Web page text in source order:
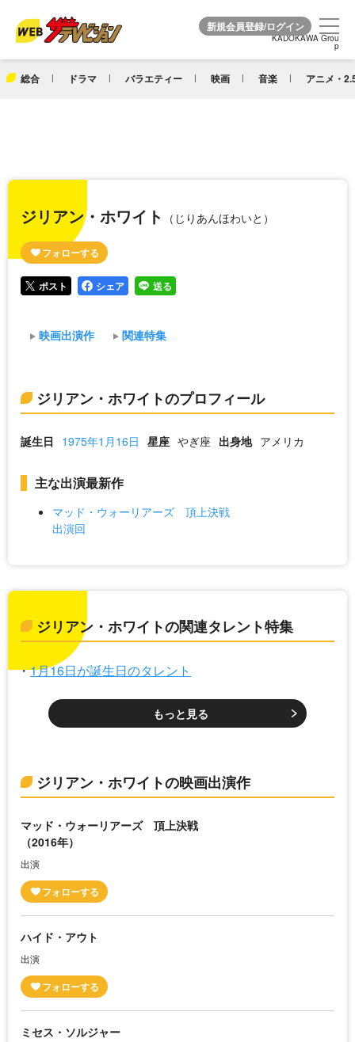
KADOKAWA Grou
p
総合 ドラマ バラエティー 映画 音楽 アニメ・
KADOKAWA Grou
p
ジリアン・ホワイト （じりあんほわいと）
ポスト シェア 送る
映画出演作 関連特集
ジリアン・ホワイトのプロフィール
誕生日 1975年1月16日 星座 やぎ座 出身地 アメリカ
主な出演最新作
マッド・ウォーリアーズ 頂上決戦
出演回
ジリアン・ホワイトの関連タレント特集
1月16日が誕生日のタレント
もっと見る
ジリアン・ホワイトの映画出演作
マッド・ウォーリアーズ 頂上決戦
（2016年）
出演
ハイド・アウト
出演
ミセス・ソルジャー